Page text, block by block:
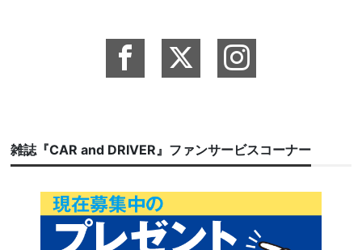
雑誌『CAR and DRIVER』ファンサービスコーナー